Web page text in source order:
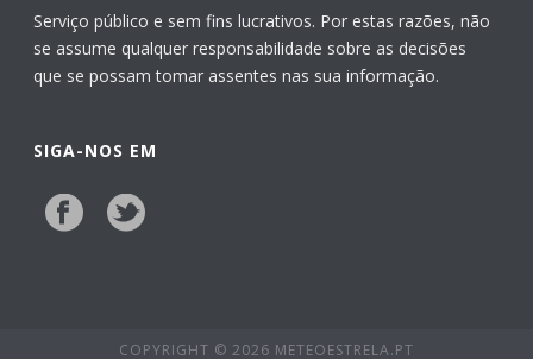
Serviço público e sem fins lucrativos. Por estas razões, não
se assume qualquer responsabilidade sobre as decisões
que se possam tomar assentes nas sua informação.
SIGA-NOS EM
COPYRIGHT © 2026 METEOESTRELA.PT